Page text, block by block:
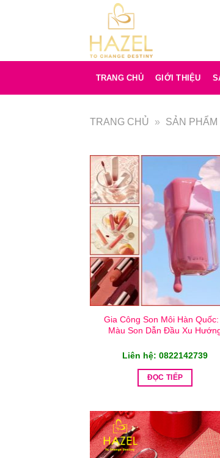
TRANG CHỦ GIỚI THIỆU
TRANG CHỦ » SẢN PHẨM
Gia Công Son Môi Hàn Quốc:
Màu Son Dẫn Đầu Xu
Liên hệ: 0822142739
ĐỌC TIẾP